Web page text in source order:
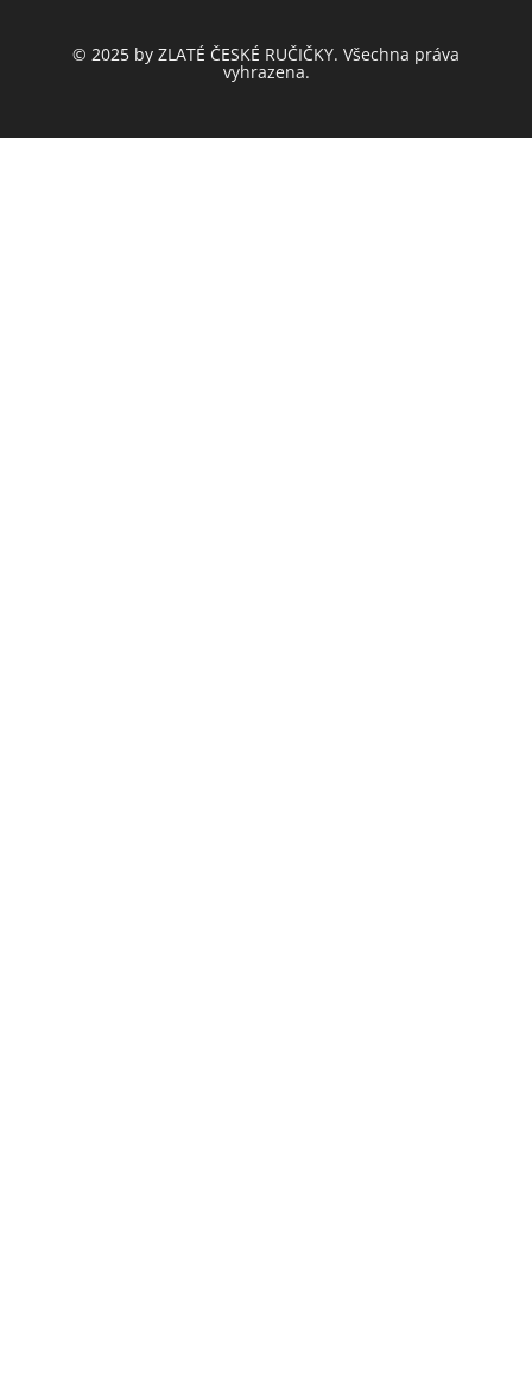
© 2025 by ZLATÉ ČESKÉ RUČIČKY. Všechna práva
vyhrazena.